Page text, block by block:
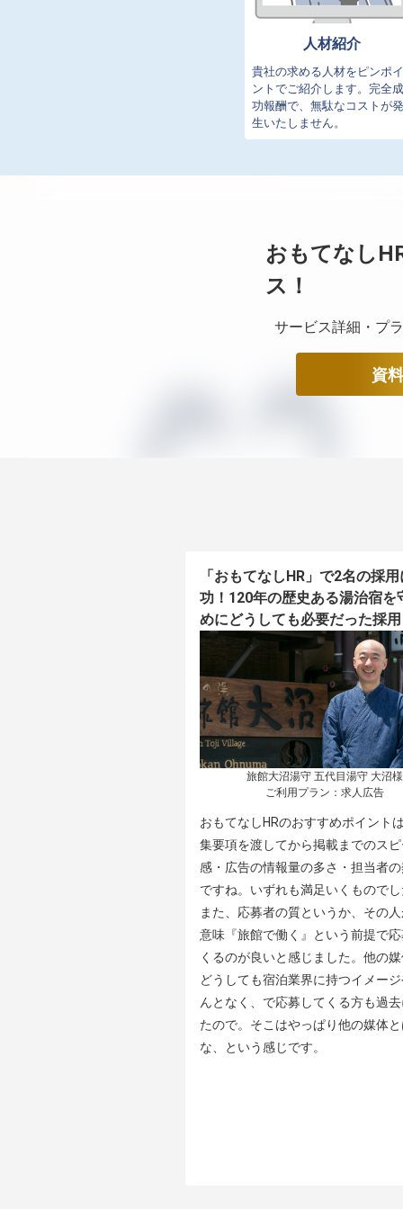
人材紹介
貴社の求める人材をピンポイ
ントでご紹介します。完全成
功報酬で、無駄なコストが発
生いたしません。
おもてなし
ス！
サービス詳細・プ
資
「おもてなしHR」で2名の採
功！120年の歴史ある湯治宿を
めにどうしても必要だった採用
旅館大沼湯守 五代目湯守 大沼様
ご利用プラン：求人広告
おもてなしHRのおすすめポイント
集要項を渡してから掲載までのス
感・広告の情報量の多さ・担当者
ですね。いずれも満足いくもので
また、応募者の質というか、その
意味『旅館で働く』という前提で
くるのが良いと感じました。他の
どうしても宿泊業界に持つイメー
んとなく、で応募してくる方も過
たので。そこはやっぱり他の媒体
な、という感じです。